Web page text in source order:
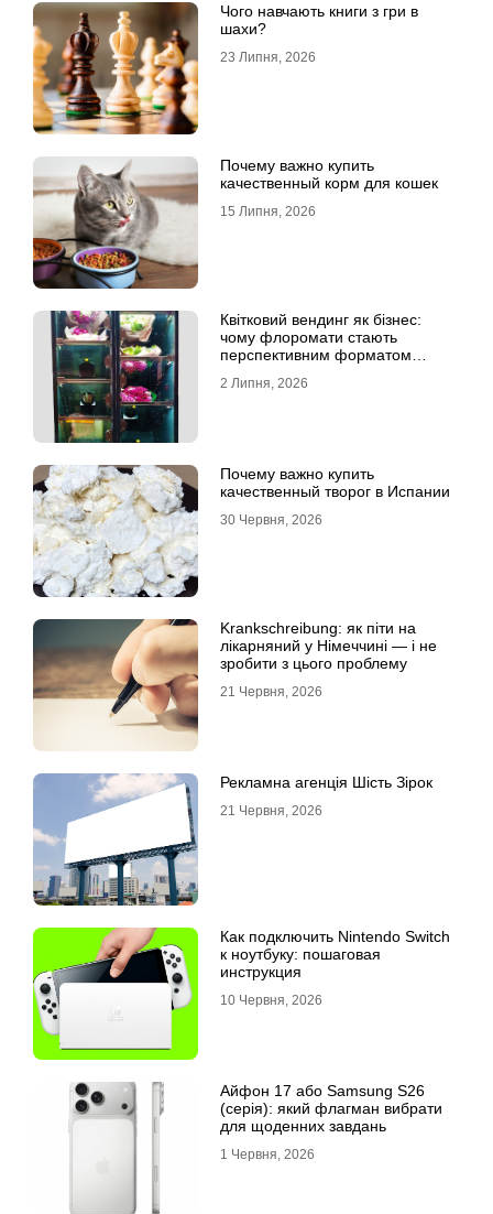
Чого навчають книги з гри в
шахи?
23 Липня, 2026
Почему важно купить
качественный корм для кошек
15 Липня, 2026
Квітковий вендинг як бізнес:
чому флоромати стають
перспективним форматом
2 Липня, 2026
Почему важно купить
качественный творог в Испании
30 Червня, 2026
Krankschreibung: як піти на
лікарняний у Німеччині — і не
зробити з цього проблему
21 Червня, 2026
Рекламна агенція Шість Зірок
21 Червня, 2026
Как подключить Nintendo Switch
к ноутбуку: пошаговая
инструкция
10 Червня, 2026
Айфон 17 або Samsung S26
(серія): який флагман вибрати
для щоденних завдань
1 Червня, 2026